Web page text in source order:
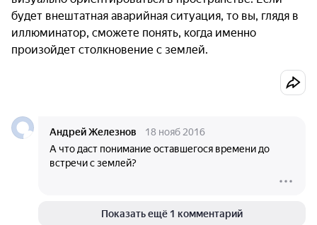
будет внештатная аварийная ситуация, то вы, глядя в
иллюминатор, сможете понять, когда именно
произойдет столкновение с землей.
Андрей Железнов
18 нояб 2016
А что даст понимание оставшегося времени до
встречи с землей?
Показать ещё 1 комментарий